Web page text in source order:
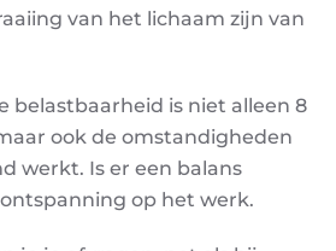
van het lichaam zijn van
belastbaarheid is niet alleen 8
ook de omstandigheden
werkt. Is er een balans
op het werk.